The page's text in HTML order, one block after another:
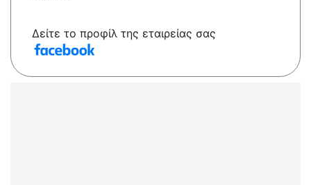
Δείτε το προφίλ της εταιρείας σας